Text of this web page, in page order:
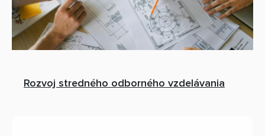
Rozvoj stredného odborného vzdelávania